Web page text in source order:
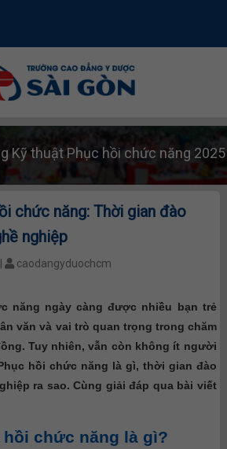
Kỹ thuật Phục hồi chức năng 2025
chức năng: Thời gian đào
nghiệp
caodangyduochcm
năng ngày càng được nhiều bạn trẻ
văn và vai trò quan trọng trong chăm
Tuy nhiên, vẫn còn không ít người
hồi chức năng là gì, thời gian đào
ra sao. Cùng giải đáp qua bài viết
hồi chức năng là gì?